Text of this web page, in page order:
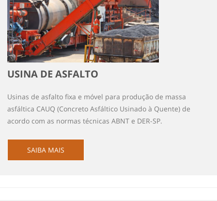
USINA DE ASFALTO
Usinas de asfalto fixa e móvel para produção de massa
asfáltica CAUQ (Concreto Asfáltico Usinado à Quente) de
acordo com as normas técnicas ABNT e DER-SP.
SAIBA MAIS